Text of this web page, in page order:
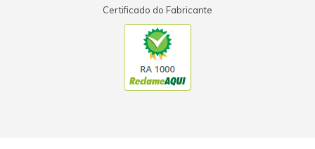
Certificado do Fabricante